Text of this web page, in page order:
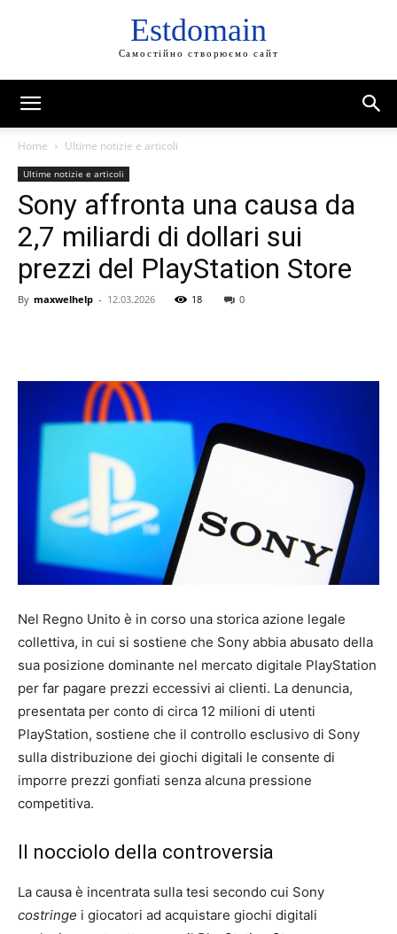
Estdomain
Самостійно створюємо сайт
Home Ultime notizie e articoli
Ultime notizie e articoli
Sony affronta una causa da
2,7 miliardi di dollari sui
prezzi del PlayStation Store
By maxwelhelp - 12.03.2026 18 0
Nel Regno Unito è in corso una storica azione legale
collettiva, in cui si sostiene che Sony abbia abusato della
sua posizione dominante nel mercato digitale PlayStation
per far pagare prezzi eccessivi ai clienti. La denuncia,
presentata per conto di circa 12 milioni di utenti
PlayStation, sostiene che il controllo esclusivo di Sony
sulla distribuzione dei giochi digitali le consente di
imporre prezzi gonfiati senza alcuna pressione
competitiva.
Il nocciolo della controversia
La causa è incentrata sulla tesi secondo cui Sony
costringe i giocatori ad acquistare giochi digitali